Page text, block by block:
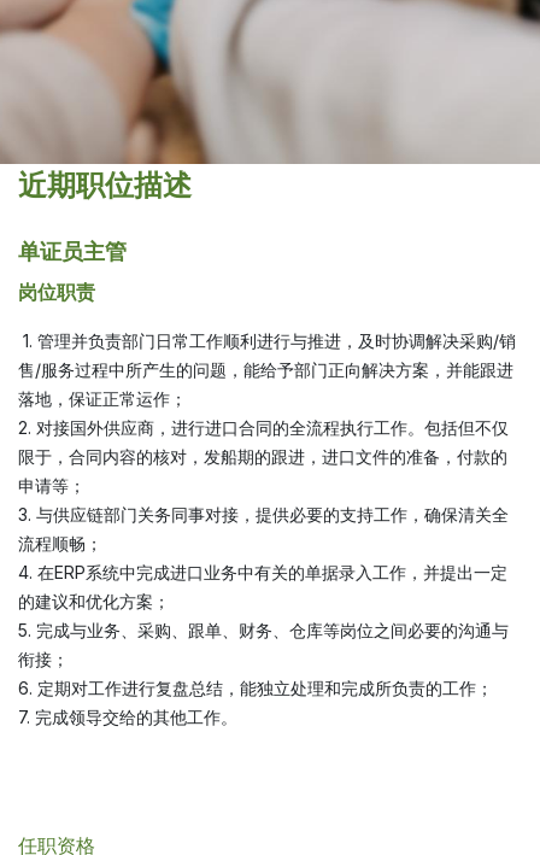
近期职位描述
单证员主管
岗位职责
1. 管理并负责部门日常工作顺利进行与推进，及时协调解决采购/销
售/服务过程中所产生的问题，能给予部门正向解决方案，并能跟进
落地，保证正常运作；
2. 对接国外供应商，进行进口合同的全流程执行工作。包括但不仅
限于，合同内容的核对，发船期的跟进，进口文件的准备，付款的
申请等；
3. 与供应链部门关务同事对接，提供必要的支持工作，确保清关全
流程顺畅；
4. 在ERP系统中完成进口业务中有关的单据录入工作，并提出一定
的建议和优化方案；
5. 完成与业务、采购、跟单、财务、仓库等岗位之间必要的沟通与
衔接；
6. 定期对工作进行复盘总结，能独立处理和完成所负责的工作；
7. 完成领导交给的其他工作。
任职资格